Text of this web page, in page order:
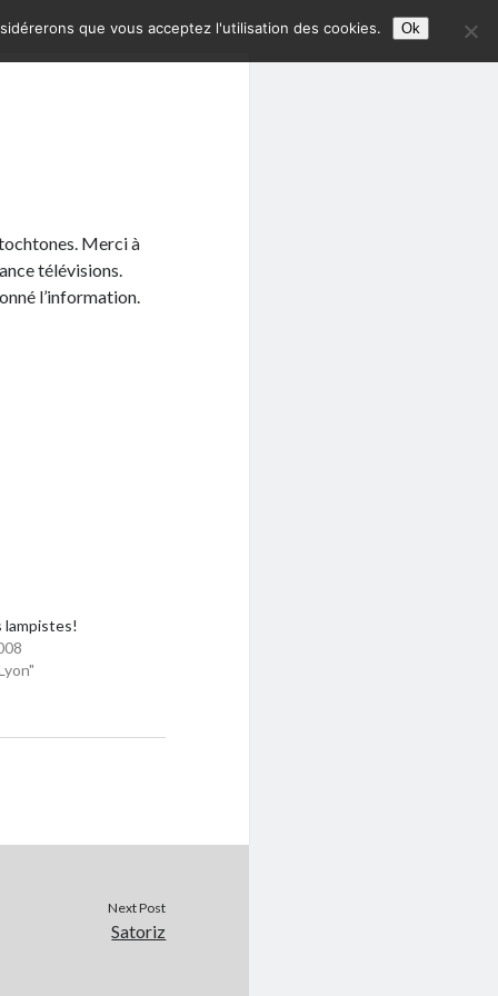
Merci à
télévisions.
l’information.
lampistes!
Next Post
Satoriz
que vous acceptez l'utilisation des cookies. Ok